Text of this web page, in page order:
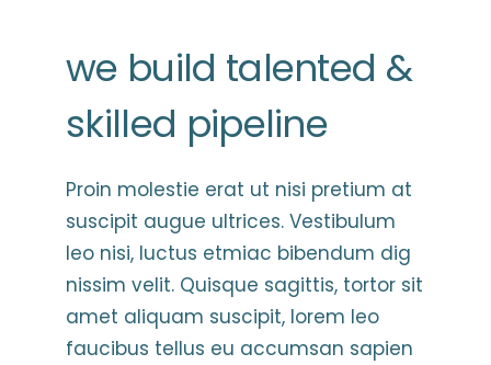
we build talented &
skilled pipeline
Proin molestie erat ut nisi pretium at
suscipit augue ultrices. Vestibulum
leo nisi, luctus etmiac bibendum dig
nissim velit. Quisque sagittis, tortor sit
amet aliquam suscipit, lorem leo
faucibus tellus eu accumsan sapien